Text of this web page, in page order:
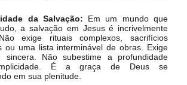
da Salvação: Em um mundo que
a salvação em Jesus é incrivelmente
exige rituais complexos, sacrifícios
ou uma lista interminável de obras. Exige
sincera. Não subestime a profundidade
É a graça de Deus se
em sua plenitude.